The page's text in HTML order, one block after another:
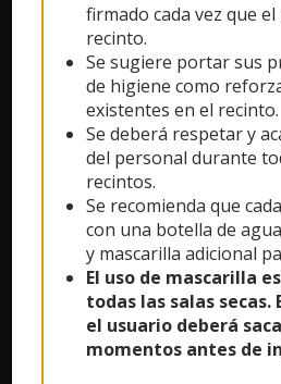
Municipalidad de Las Condes
nivel formativo y recreativo en
desarrollan destrezas y habilidades
mental de los usuarios.
Reserva tu hora con nosotros y ven a
POLÍTICAS Y CONDICIONES
Condiciones de Uso de Recintos
CONTÁCTANOS
firmado cada vez que
recinto.
Se sugiere portar sus
de higiene como
existentes en el recinto.
Se deberá respetar y
del personal durante
recintos.
Se recomienda que
con una botella de
y mascarilla adicional
El uso de mascarilla
todas las salas secas.
el usuario deberá
momentos antes de